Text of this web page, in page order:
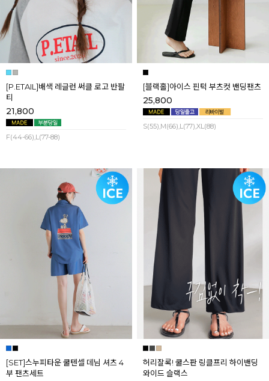
[P.ETAIL]배색 레글런 써클 로고 반팔
티
21,800
F(44-66),L(77-88)
[블랙홀]아이스 핀턱 부츠컷 밴딩팬츠
25,800
S(55),M(66),L(77),XL(88)
[SET]스누피타운 쿨텐셀 데님 셔츠 4
부 팬츠세트
허리잘록! 쿨스판 링클프리 하이밴딩
와이드 슬랙스